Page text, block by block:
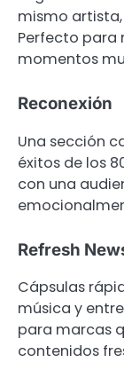
mismo
Perfecto para
momentos
Reconexión
Una sección
éxitos de los
con una
Refresh
Cápsulas
música y
para marcas
contenidos